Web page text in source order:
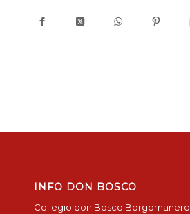
INFO DON BOSCO
Collegio don Bosco Borgomanero